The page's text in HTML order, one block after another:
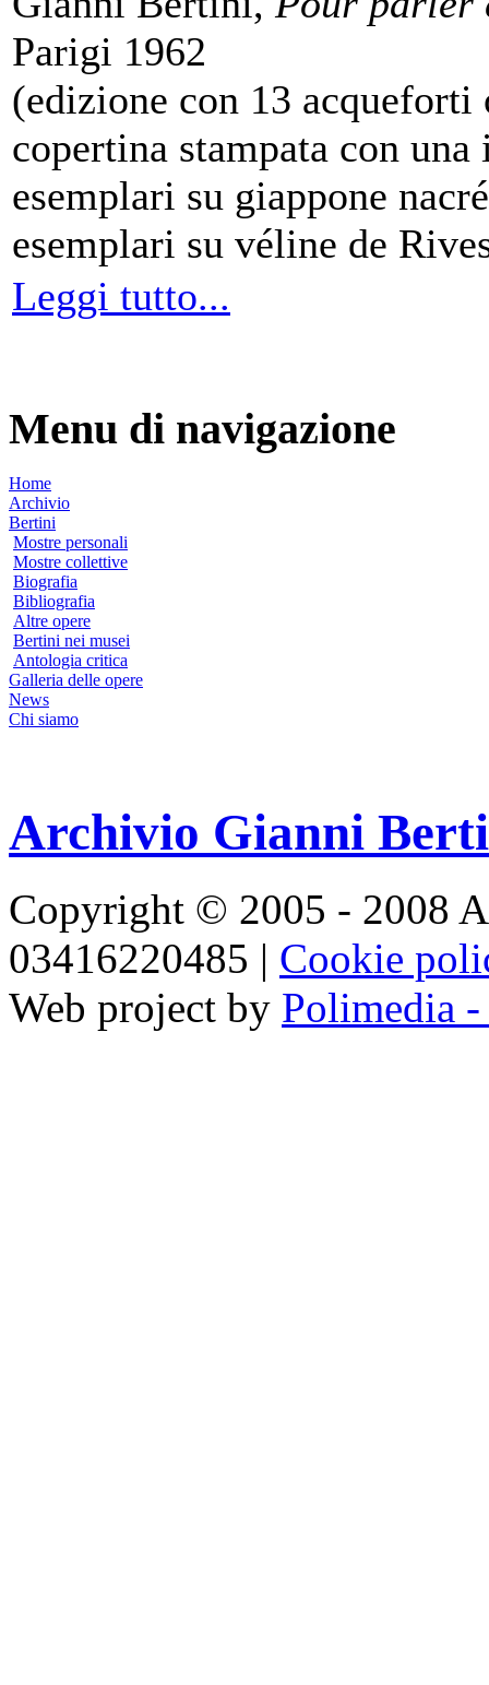
Parigi 1962
(edizione con 13
copertina stampata con
esemplari su giappone
esemplari su véline de
Leggi tutto...
Menu di navigazione
Home
Archivio
Bertini
Mostre personali
Mostre collettive
Biografia
Bibliografia
Altre opere
Bertini nei musei
Antologia critica
Galleria delle opere
News
Chi siamo
Archivio Gianni
Copyright © 2005 - 2008
03416220485 | Cookie
Web project by Polimedia